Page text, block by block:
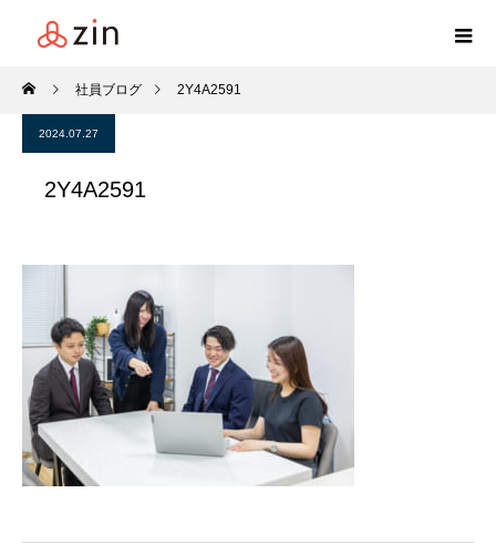
社員ブログ 2Y4A2591
2024.07.27
2Y4A2591